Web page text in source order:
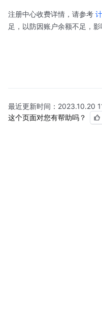
注册中心收费详情，请参考
足，以防因账户余额不足，影
最近更新时间： 2023.10.20
这个页面对您有帮助吗？